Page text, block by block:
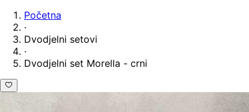
Početna
·
Dvodjelni setovi
·
Dvodjelni set Morella - crni